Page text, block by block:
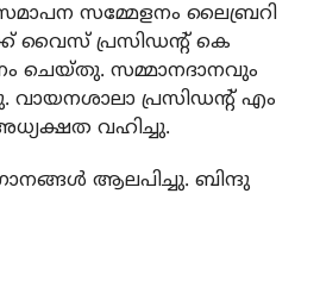
സമാപന സമ്മേളനം ലൈബ്രറി
വൈസ് പ്രസിഡന്റ് കെ
ചെയ്തു. സമ്മാനദാനവും
വായനശാലാ പ്രസിഡന്റ് എം
വഹിച്ചു.
ആലപിച്ചു. ബിന്ദു